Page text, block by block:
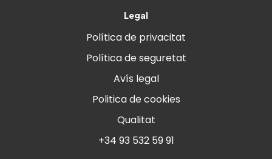
Legal
Política de privacitat
Política de seguretat
Avís legal
Politica de cookies
Qualitat
+34 93 532 59 91